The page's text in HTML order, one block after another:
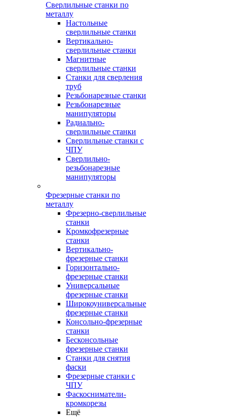
Сверлильные станки по
металлу
Настольные
сверлильные станки
Вертикально-
сверлильные станки
Магнитные
сверлильные станки
Станки для сверления
труб
Резьбонарезные станки
Резьбонарезные
манипуляторы
Радиально-
сверлильные станки
Сверлильные станки с
ЧПУ
Сверлильно-
резьбонарезные
манипуляторы
Фрезерные станки по
металлу
Фрезерно-сверлильные
станки
Кромкофрезерные
станки
Вертикально-
фрезерные станки
Горизонтально-
фрезерные станки
Универсальные
фрезерные станки
Широкоуниверсальные
фрезерные станки
Консольно-фрезерные
станки
Бесконсольные
фрезерные станки
Станки для снятия
фаски
Фрезерные станки с
ЧПУ
Фаскосниматели-
кромкорезы
Ещё